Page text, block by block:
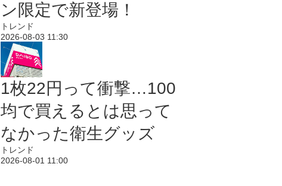
ン限定で新登場！
トレンド
2026-08-03 11:30
1枚22円って衝撃…100
均で買えるとは思って
なかった衛生グッズ
トレンド
2026-08-01 11:00